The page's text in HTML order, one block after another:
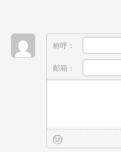
称呼：
邮箱：